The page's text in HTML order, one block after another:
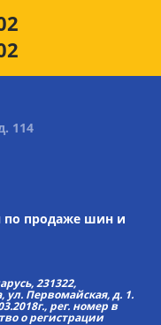
114
по продаже шин и
231322,
ул. Первомайская, д. 1.
рег. номер в
о регистрации